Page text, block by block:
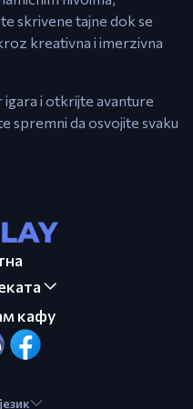
skrivene tajne dok se
kreativna i imerzivna
i otkrijte avanture
spremni da osvojite svaku
кафу